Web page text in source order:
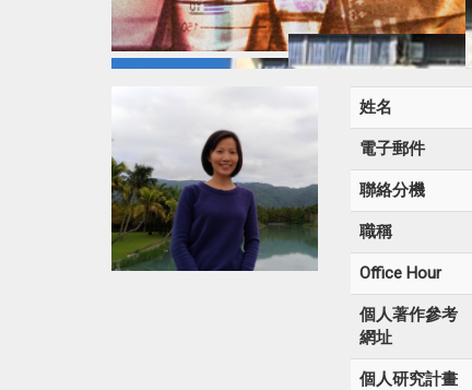
姓名
電子郵件
聯絡分機
職稱
Office Hour
個人著作參考
網址
個人研究計畫